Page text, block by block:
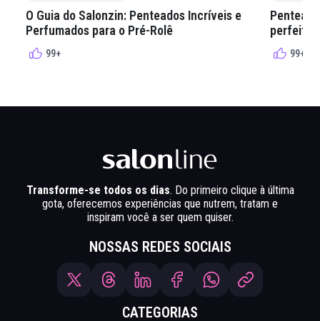
O Guia do Salonzin: Penteados Incríveis e
Perfumados para o Pré-Rolê
99+
perfeita
99+
Transforme-se todos os dias. Do primeiro clique à última
gota, oferecemos experiências que nutrem, tratam e
inspiram você a ser quem quiser.
NOSSAS REDES SOCIAIS
CATEGORIAS